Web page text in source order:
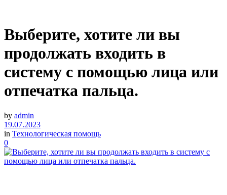
Выберите, хотите ли вы
продолжать входить в
систему с помощью лица или
отпечатка пальца.
by admin
19.07.2023
in Технологическая помощь
0